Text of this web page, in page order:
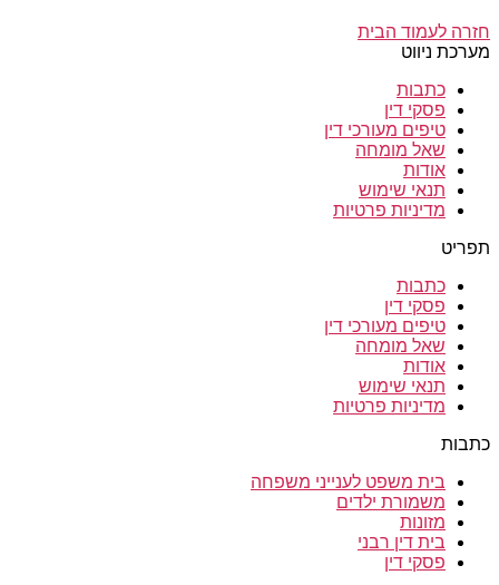
חזרה לעמוד הבית
מערכת ניווט
כתבות
פסקי דין
טיפים מעורכי דין
שאל מומחה
אודות
תנאי שימוש
מדיניות פרטיות
תפריט
כתבות
פסקי דין
טיפים מעורכי דין
שאל מומחה
אודות
תנאי שימוש
מדיניות פרטיות
כתבות
בית משפט לענייני משפחה
משמורת ילדים
מזונות
בית דין רבני
פסקי דין